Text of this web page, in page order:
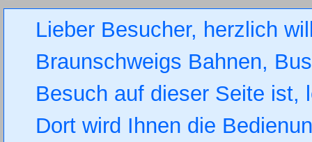
Lieber Besucher, herzlich
Braunschweigs Bahnen,
Besuch auf dieser Seite
Dort wird Ihnen die